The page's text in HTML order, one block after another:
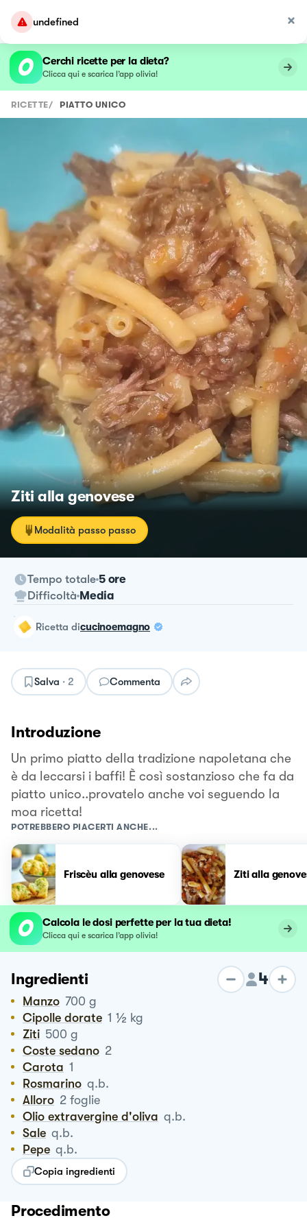
undefined
Cerchi ricette per la dieta?
Clicca qui e scarica l’app olivia!
RICETTE/ PIATTO UNICO
Ziti alla genovese
Modalità passo passo
Tempo totale 5 ore
Difficoltà Media
ricetta dicucinoemagno
Salva · 2 Commenta
Introduzione
Un primo piatto della tradizione napoletana che
è da leccarsi i baffi! È così sostanzioso che fa da
piatto unico..provatelo anche voi seguendo la
moa ricetta!
POTREBBERO PIACERTI ANCHE...
Friscèu alla genovese Ziti alla
Calcola le dosi perfette per la tua dieta!
Clicca qui e scarica l’app olivia!
Ingredienti 4
Manzo 700 g
Cipolle dorate 1 ½ kg
Ziti 500 g
Coste sedano 2
Carota 1
Rosmarino q.b.
Alloro 2 foglie
Olio extravergine d'oliva q.b.
Sale q.b.
Pepe q.b.
Copia ingredienti
Procedimento